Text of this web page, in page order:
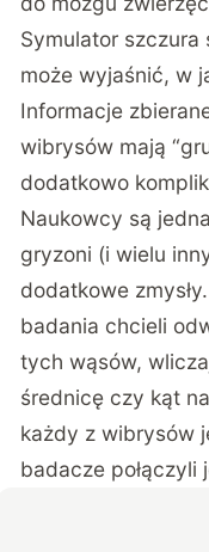
Symulator
może wyjaśnić, w
Informacje
wibrysów mają
dodatkowo
Naukowcy są
gryzoni (i wielu
dodatkowe
badania chcieli
tych wąsów,
średnicę czy kąt
każdy z wibrysów
badacze połączyli